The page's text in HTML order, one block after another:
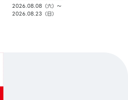
2026.08.08（六）〜
2026.08.23（日）